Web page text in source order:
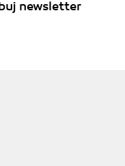
newsletter